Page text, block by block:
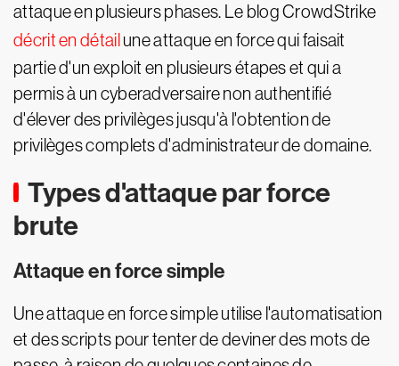
attaque en plusieurs phases. Le blog CrowdStrike
décrit en détail une attaque en force qui faisait
partie d'un exploit en plusieurs étapes et qui a
permis à un cyberadversaire non authentifié
d'élever des privilèges jusqu'à l'obtention de
privilèges complets d'administrateur de domaine.
Types d'attaque par force
brute
Attaque en force simple
Une attaque en force simple utilise l'automatisation
et des scripts pour tenter de deviner des mots de